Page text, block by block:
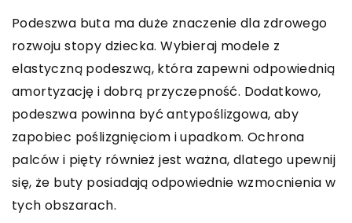
Podeszwa buta ma duże znaczenie dla zdrowego
rozwoju stopy dziecka. Wybieraj modele z
elastyczną podeszwą, która zapewni odpowiednią
amortyzację i dobrą przyczepność. Dodatkowo,
podeszwa powinna być antypoślizgowa, aby
zapobiec poślizgnięciom i upadkom. Ochrona
palców i pięty również jest ważna, dlatego upewnij
się, że buty posiadają odpowiednie wzmocnienia w
tych obszarach.